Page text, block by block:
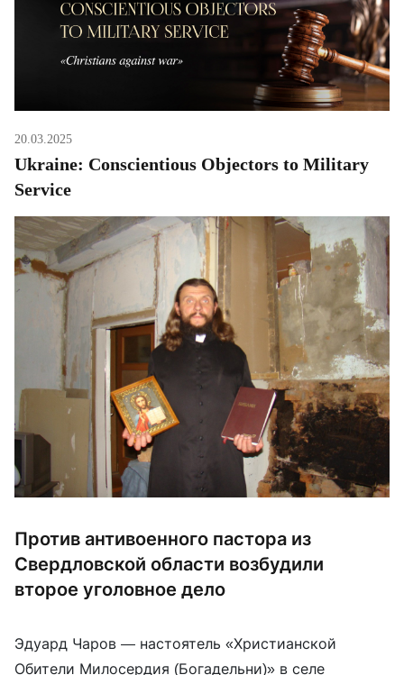
20.03.2025
Ukraine: Conscientious Objectors to Military
Service
Против антивоенного пастора из
Свердловской области возбудили
второе уголовное дело
Эдуард Чаров — настоятель «Христианской
Обители Милосердия (Богадельни)» в селе